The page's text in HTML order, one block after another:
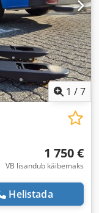
1 /7
1 750 €
VB lisandub käibemaks
Helistada